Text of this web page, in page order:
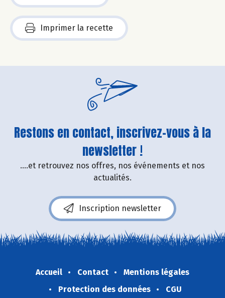
Imprimer la recette
Restons en contact, inscrivez-vous à la
newsletter !
....et retrouvez nos offres, nos événements et nos
actualités.
Inscription newsletter
Accueil Contact
Mentions légales
Protection des données
CGU